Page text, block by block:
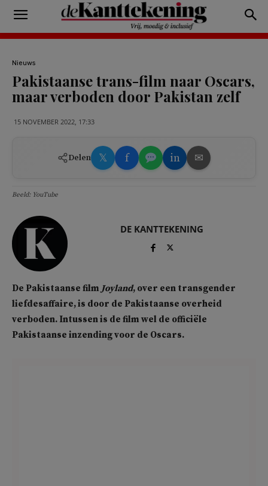
Nieuws
Pakistaanse trans-film naar Oscars,
maar verboden door Pakistan zelf
15 NOVEMBER 2022, 17:33
Delen 𝕏 f in ✉
Beeld: YouTube
DE KANTTEKENING
De Pakistaanse film Joyland, over een transgender
liefdesaffaire, is door de Pakistaanse overheid
verboden. Intussen is de film wel de officiële
Pakistaanse inzending voor de Oscars.